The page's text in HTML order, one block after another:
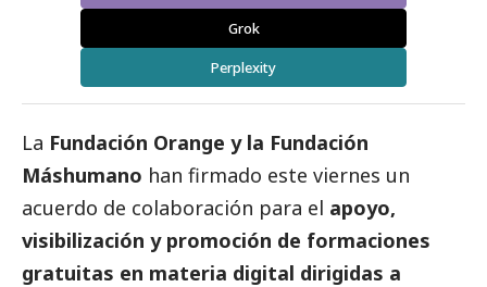
Grok
Perplexity
La Fundación Orange y la Fundación
Máshumano han firmado este viernes un
acuerdo de colaboración para el apoyo,
visibilización y promoción de formaciones
gratuitas en materia digital dirigidas a